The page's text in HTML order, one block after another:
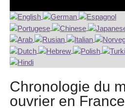
Chronologie du
ouvrier en France